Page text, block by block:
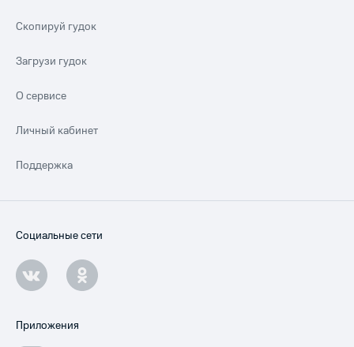
Скопируй гудок
Загрузи гудок
О сервисе
Личный кабинет
Поддержка
Социальные сети
Приложения